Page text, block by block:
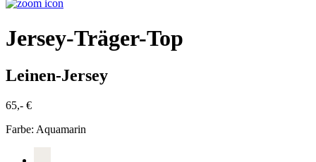
Jersey-Träger-Top
Leinen-Jersey
65,- €
Farbe: Aquamarin